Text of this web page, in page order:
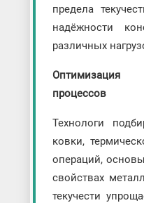
предела
надёжности
различных
Оптимизация
процессов
Технологи
ковки,
операций,
свойствах
текучести